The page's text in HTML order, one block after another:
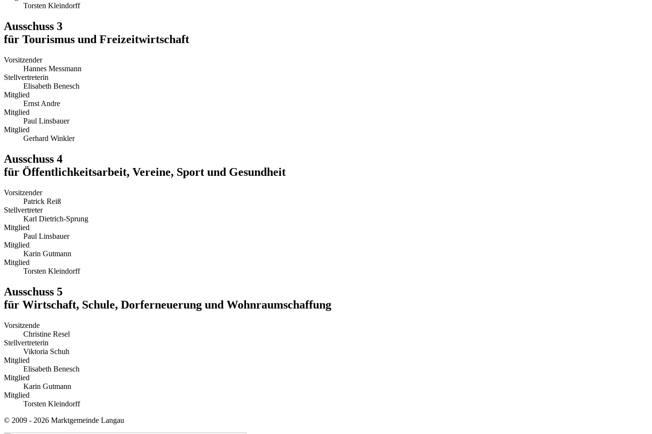
Torsten Kleindorff
Ausschuss 3
für Tourismus und Freizeitwirtschaft
Vorsitzender
Hannes Messmann
Stellvertreterin
Elisabeth Benesch
Mitglied
Ernst Andre
Mitglied
Paul Linsbauer
Mitglied
Gerhard Winkler
Ausschuss 4
für Öffentlichkeitsarbeit, Vereine, Sport und Gesundheit
Vorsitzender
Patrick Reiß
Stellvertreter
Karl Dietrich-Sprung
Mitglied
Paul Linsbauer
Mitglied
Karin Gutmann
Mitglied
Torsten Kleindorff
Ausschuss 5
für Wirtschaft, Schule, Dorferneuerung und Wohnraumschaffung
Vorsitzende
Christine Resel
Stellvertreterin
Viktoria Schuh
Mitglied
Elisabeth Benesch
Mitglied
Karin Gutmann
Mitglied
Torsten Kleindorff
© 2009 - 2026 Marktgemeinde Langau